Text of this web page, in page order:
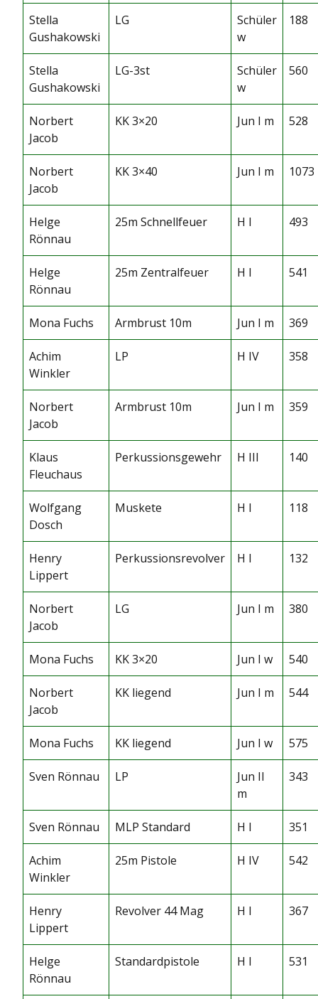
Stella
Gushakowski
LG
Schüler
w
188
Stella
Gushakowski
LG-3st
Schüler
w
560
Norbert
Jacob
KK 3×20 Jun I m 528
Norbert
Jacob
KK 3×40 Jun I m 1073
Helge
Rönnau
25m Schnellfeuer H I 493
Helge
Rönnau
25m Zentralfeuer H I 541
Mona Fuchs Armbrust 10m Jun I m 369
Achim
Winkler
LP H IV 358
Norbert
Jacob
Armbrust 10m Jun I m 359
Klaus
Fleuchaus
Perkussionsgewehr H III 140
Wolfgang
Dosch
Muskete H I 118
Henry
Lippert
Perkussionsrevolver H I 132
Norbert
Jacob
LG Jun I m 380
Mona Fuchs KK 3×20 Jun I w 540
Norbert
Jacob
KK liegend Jun I m 544
Mona Fuchs KK liegend Jun I w 575
Sven Rönnau LP
Jun II
m
343
Sven Rönnau MLP Standard H I 351
Achim
Winkler
25m Pistole H IV 542
Henry
Lippert
Revolver 44 Mag H I 367
Helge
Rönnau
Standardpistole H I 531